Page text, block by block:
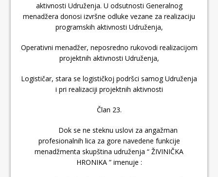
aktivnosti Udruženja. U odsutnosti Generalnog
menadžera donosi izvršne odluke vezane za realizaciju
programskih aktivnosti Udruženja,
Operativni menadžer, neposredno rukovodi realizacijom
projektnih aktivnosti Udruženja,
Logističar, stara se logističkoj podršci samog Udruženja
i pri realizaciji projektnih aktivnosti
Član 23.
Dok se ne steknu uslovi za angažman
profesionalnih lica za gore navedene funkcije
menadžmenta skupština udruženja “ ŽIVINIČKA
HRONIKA ” imenuje :